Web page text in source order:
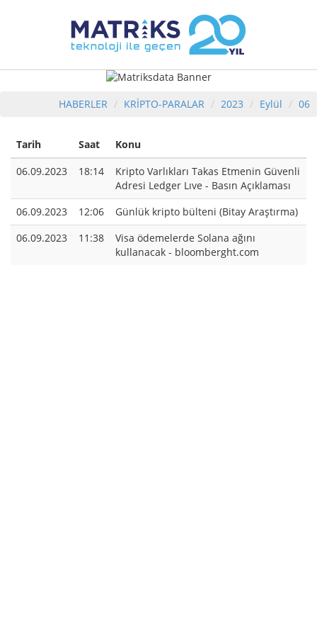
HABERLER KRİPTO-PARALAR 2023 Eylül 06
Tarih Saat
Konu
06.09.2023
18:14
Kripto Varlıkları Takas Etmenin Güvenli
Adresi Ledger Lıve - Basın Açıklaması
06.09.2023
12:06
Günlük kripto bülteni (Bitay Araştırma)
06.09.2023
11:38
Visa ödemelerde Solana ağını
kullanacak - bloomberght.com